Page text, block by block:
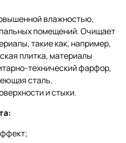
влажностью,
помещений. Очищает
такие как, например,
плитка, материалы
технический фарфор,
сталь.
и стыки.